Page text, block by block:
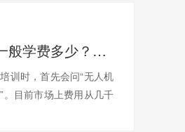
无人机培训班一般学费多少？一文带你了解真实费用与选择技巧
训时，首先会问“无人机
。目前市场上费用从几千